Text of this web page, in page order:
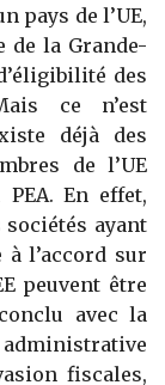
pays de l’UE,
la Grande-
des
ce n’est
déjà des
de l’UE
En effet,
ayant
l’accord sur
peuvent être
avec la
administrative
fiscales,